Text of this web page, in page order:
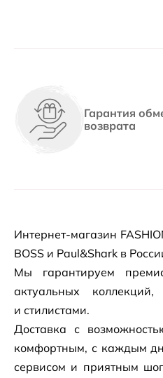
Гарантия
возврата
Интернет-магазин
BOSS и Paul&Shark в
Мы гарантируем
актуальных
и стилистами.
Доставка с
комфортным, с каждым
сервисом и приятным